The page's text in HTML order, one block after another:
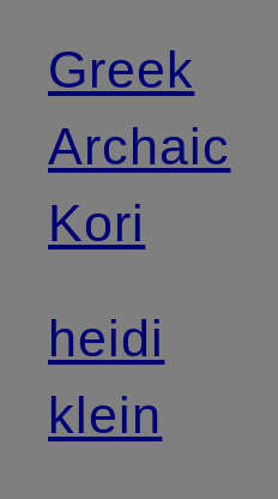
Greek
Archaic
Kori
heidi
klein